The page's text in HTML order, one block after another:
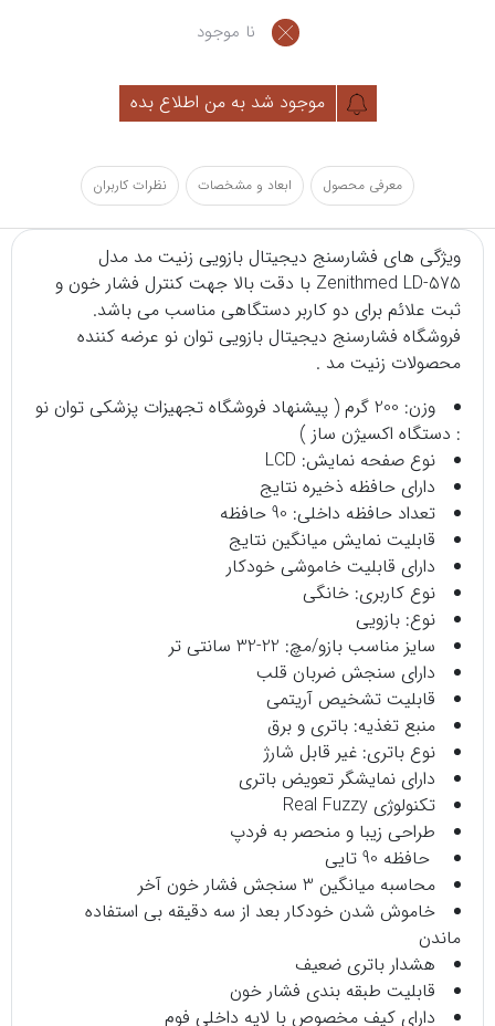
نا موجود
موجود شد به من اطلاع بده
معرفی محصول ابعاد و مشخصات نظرات کاربران
ویژگی های فشارسنج دیجیتال بازویی زنیت مد مدل
Zenithmed LD-575 با دقت بالا جهت کنترل فشار خون و
ثبت علائم برای دو کاربر دستگاهی مناسب می باشد.
فروشگاه فشارسنج دیجیتال بازویی توان نو عرضه کننده
محصولات زنیت مد .
وزن: 200 گرم ( پیشنهاد
فروشگاه تجهیزات پزشکی توان نو
: دستگاه اکسیژن ساز )
نوع صفحه نمایش: LCD
دارای حافظه ذخیره نتایج
تعداد حافظه داخلی: 90 حافظه
قابلیت نمایش میانگین نتایج
دارای قابلیت خاموشی خودکار
نوع کاربری: خانگی
نوع: بازویی
سایز مناسب بازو/مچ: 22-32 سانتی تر
دارای سنجش ضربان قلب
قابلیت تشخیص آریتمی
منبع تغذیه: باتری و برق
نوع باتری: غیر قابل شارژ
دارای نمایشگر تعویض باتری
تکنولوژی Real Fuzzy
طراحی زیبا و منحصر به فردپ
حافظه 90 تایی
محاسبه میانگین 3 سنجش فشار خون آخر
خاموش شدن خودکار بعد از سه دقیقه بی استفاده
ماندن
هشدار باتری ضعیف
قابلیت طبقه بندی فشار خون
دارای کیف مخصوص با لایه داخلی فوم